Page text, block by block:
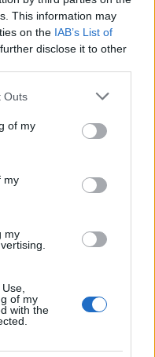
This information may
on the IAB’s List of
disclose it to other
one or more Google
You may click to
its third-party tags to
in below Google
Outs
of my
my
my
of my
with the